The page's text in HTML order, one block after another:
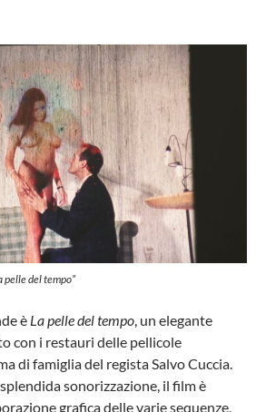
pelle del tempo”
è La pelle del tempo, un elegante
con i restauri delle pellicole
di famiglia del regista Salvo Cuccia.
sonorizzazione, il film è
grafica delle varie sequenze,